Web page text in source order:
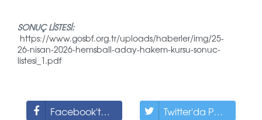
SONUÇ LİSTESİ:
https://www.gosbf.org.tr/uploads/haberler/img/25-
26-nisan-2026-hemsball-aday-hakem-kursu-sonuc-
listesi_1.pdf
Facebook'ta Paylaş Twitter'da Paylaş